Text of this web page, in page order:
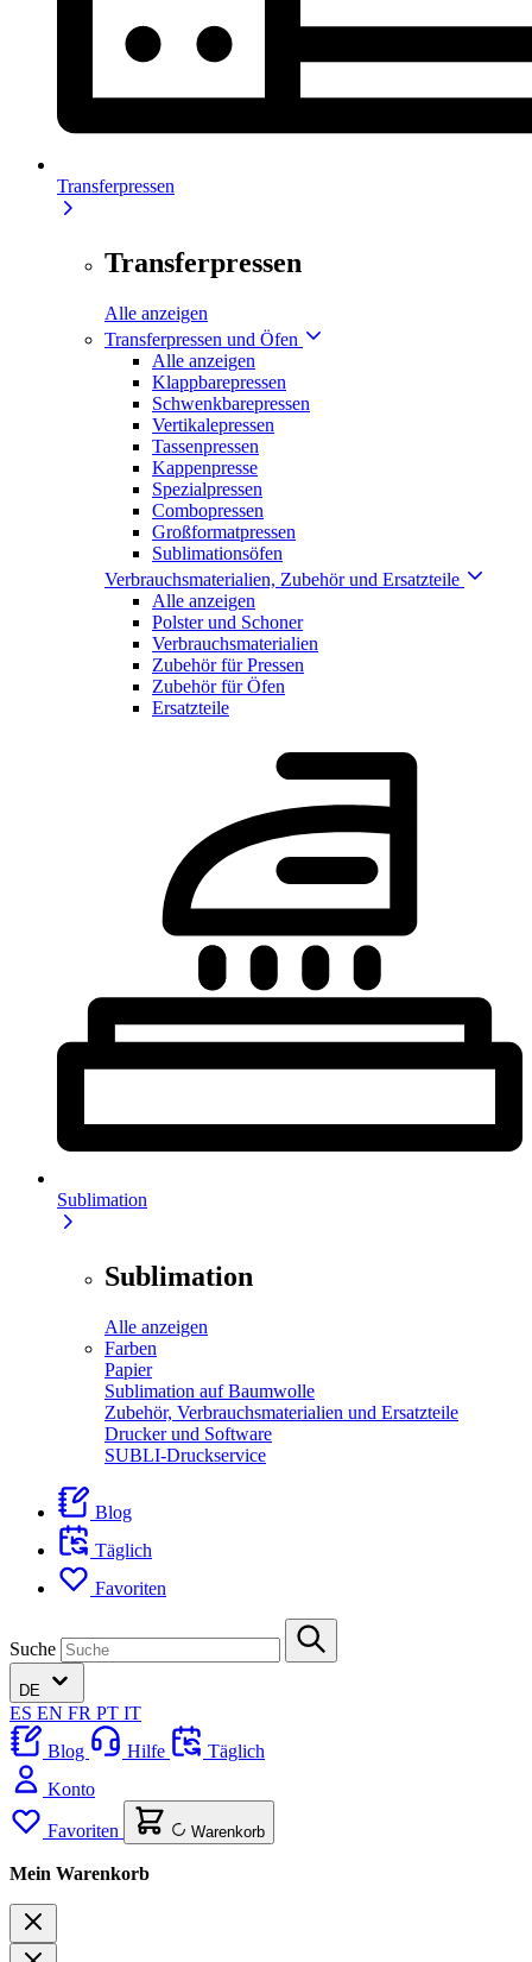
Transferpressen
Transferpressen
Alle anzeigen
Transferpressen und Öfen
Alle anzeigen
Klappbarepressen
Schwenkbarepressen
Vertikalepressen
Tassenpressen
Kappenpresse
Spezialpressen
Combopressen
Großformatpressen
Sublimationsöfen
Verbrauchsmaterialien, Zubehör und Ersatzteile
Alle anzeigen
Polster und Schoner
Verbrauchsmaterialien
Zubehör für Pressen
Zubehör für Öfen
Ersatzteile
Sublimation
Sublimation
Alle anzeigen
Farben
Papier
Sublimation auf Baumwolle
Zubehör, Verbrauchsmaterialien und Ersatzteile
Drucker und Software
SUBLI-Druckservice
Blog
Täglich
Favoriten
Suche
DE
ES EN FR PT IT
Blog
Hilfe
Täglich
Konto
Favoriten Warenkorb
Mein Warenkorb